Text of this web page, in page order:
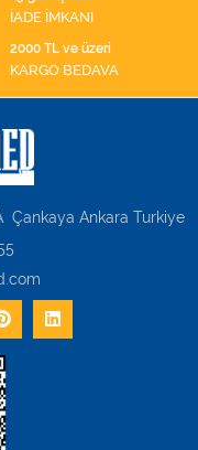
İADE İMKANI
2000 TL ve üzeri
KARGO BEDAVA
Çankaya Ankara Turkiye